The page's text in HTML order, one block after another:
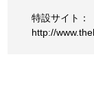
特設サイト：
http://